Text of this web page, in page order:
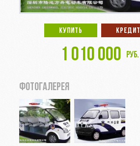
КУПИТЬ КРЕДИТ
1 010 000 руб.
ФОТОГАЛЕРЕЯ